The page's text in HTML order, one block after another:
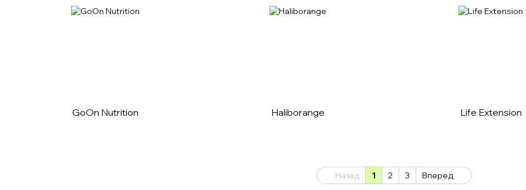
GoOn Nutrition Haliborange Life Extension
Назад 1 2 3 Вперед